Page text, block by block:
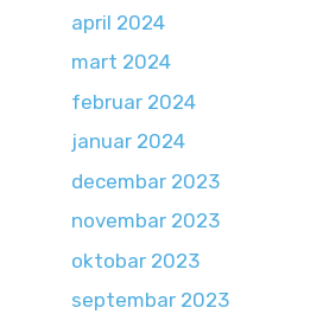
april 2024
mart 2024
februar 2024
januar 2024
decembar 2023
novembar 2023
oktobar 2023
septembar 2023